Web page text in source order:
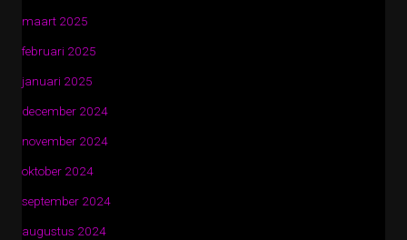
maart 2025
februari 2025
januari 2025
december 2024
november 2024
oktober 2024
september 2024
augustus 2024